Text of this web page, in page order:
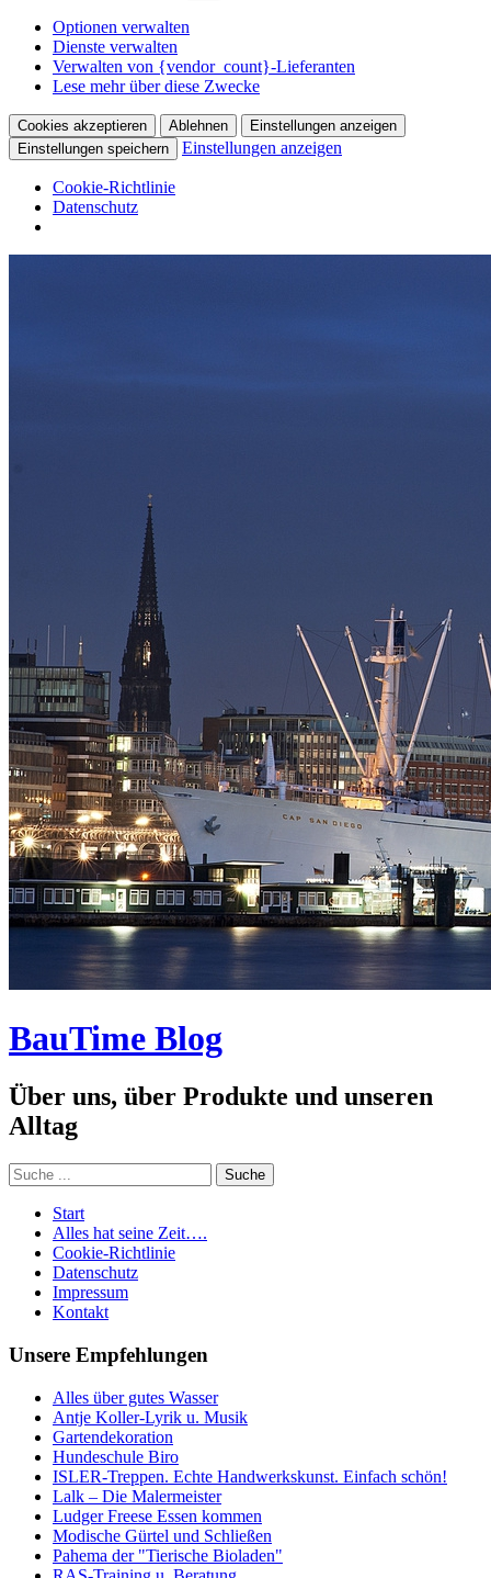
Optionen verwalten
Dienste verwalten
Verwalten von {vendor_count}-Lieferanten
Lese mehr über diese Zwecke
Cookies akzeptieren Ablehnen
Einstellungen anzeigen
Einstellungen speichern
Einstellungen anzeigen
Cookie-Richtlinie
Datenschutz
BauTime Blog
Über uns, über Produkte und unseren
Alltag
Start
Alles hat seine Zeit….
Cookie-Richtlinie
Datenschutz
Impressum
Kontakt
Unsere Empfehlungen
Alles über gutes Wasser
Antje Koller-Lyrik u. Musik
Gartendekoration
Hundeschule Biro
ISLER-Treppen. Echte Handwerkskunst. Einfach schön!
Lalk – Die Malermeister
Ludger Freese Essen kommen
Modische Gürtel und Schließen
Pahema der "Tierische Bioladen"